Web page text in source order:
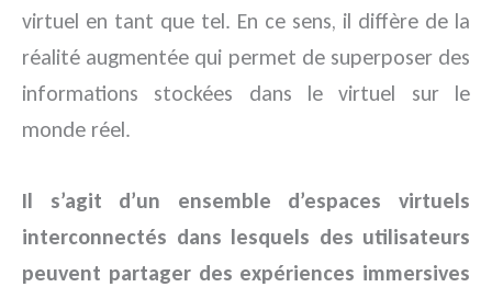
virtuel en tant que tel. En ce sens, il diffère de la
réalité augmentée qui permet de superposer des
informations stockées dans le virtuel sur le
monde réel.
Il s’agit d’un ensemble d’espaces virtuels
interconnectés dans lesquels des utilisateurs
peuvent partager des expériences immersives